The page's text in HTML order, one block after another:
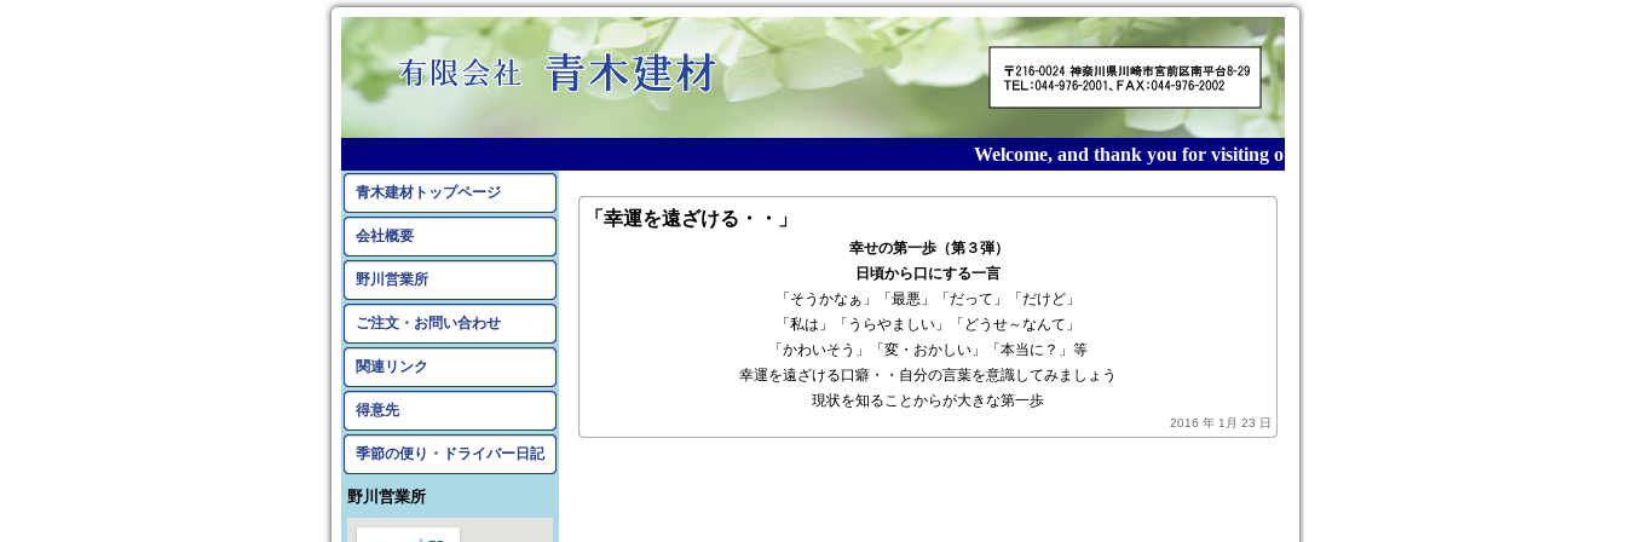
Welcome, and thank you for visiting our website! 産業廃棄物収集運搬は青木建材
青木建材トップページ
会社概要
野川営業所
ご注文・お問い合わせ
関連リンク
得意先
季節の便り・ドライバー日記
野川営業所
「幸運を遠ざける・・」
幸せの第一歩（第３弾）
日頃から口にする一言
「そうかなぁ」「最悪」「だって」「だけど」
「私は」「うらやましい」「どうせ～なんて」
「かわいそう」「変・おかしい」「本当に？」等
幸運を遠ざける口癖・・自分の言葉を意識してみましょう
現状を知ることからが大きな第一歩
2016 年 1月 23 日